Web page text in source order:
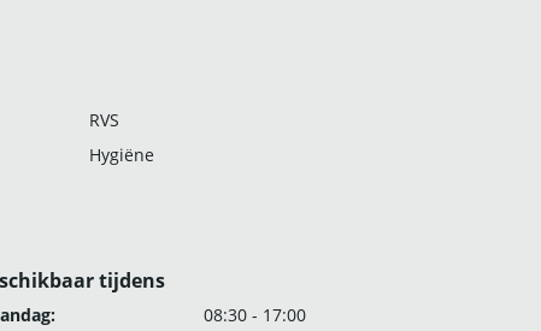
RVS
Hygiëne
tijdens
08:30 - 17:00